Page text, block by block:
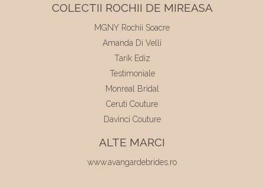
COLECTII ROCHII DE MIREASA
MGNY Rochii Soacre
Amanda Di Velli
Tarik Ediz
Testimoniale
Monreal Bridal
Ceruti Couture
Davinci Couture
ALTE MARCI
www.avangardebrides.ro